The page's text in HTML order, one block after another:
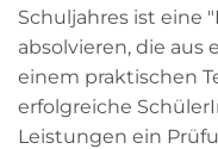
Schuljahres ist eine
absolvieren, die
einem praktischen
erfolgreiche
Leistungen ein